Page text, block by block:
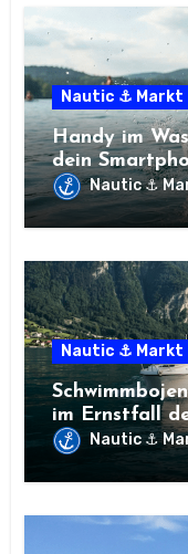
Nautic ⚓ Markt
Handy im
dein
Nautic ⚓
Nautic ⚓ Markt
im Ernstfall
Nautic ⚓